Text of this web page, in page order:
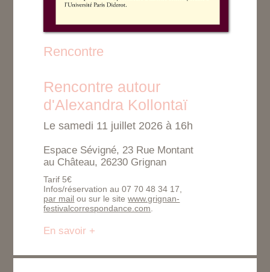
Rencontre
Rencontre autour
d'Alexandra Kollontaï
Le samedi 11 juillet 2026 à 16h
Espace Sévigné, 23 Rue Montant
au Château, 26230 Grignan
Tarif 5€
Infos/réservation au 07 70 48 34 17,
par mail ou sur le sitewww.grignan-
festivalcorrespondance.com
En savoir +